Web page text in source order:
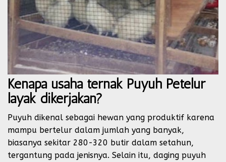
Kenapa usaha ternak Puyuh Petelur
layak dikerjakan?
Puyuh dikenal sebagai hewan yang produktif karena
mampu bertelur dalam jumlah yang banyak,
biasanya sekitar 280-320 butir dalam setahun,
tergantung pada jenisnya. Selain itu, daging puyuh